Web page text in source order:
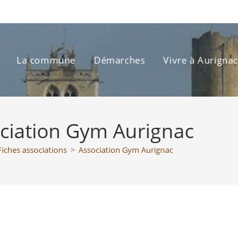
La commune Démarches Vivre à Aurignac
Gym Aurignac
associations > Association Gym Aurignac